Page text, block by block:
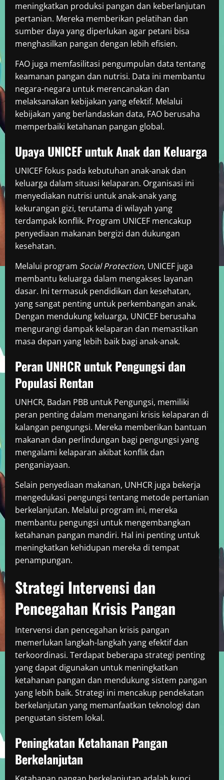
meningkatkan produksi pangan dan keberlanjutan
pertanian. Mereka memberikan pelatihan dan
sumber daya yang diperlukan agar petani bisa
menghasilkan pangan dengan lebih efisien.
FAO juga memfasilitasi pengumpulan data tentang
keamanan pangan dan nutrisi. Data ini membantu
negara-negara untuk merencanakan dan
melaksanakan kebijakan yang efektif. Melalui
kebijakan yang berlandaskan data, FAO berusaha
memperbaiki ketahanan pangan global.
Upaya UNICEF untuk Anak dan Keluarga
UNICEF fokus pada kebutuhan anak-anak dan
keluarga dalam situasi kelaparan. Organisasi ini
menyediakan nutrisi untuk anak-anak yang
kekurangan gizi, terutama di wilayah yang
terdampak konflik. Program UNICEF mencakup
penyediaan makanan bergizi dan dukungan
kesehatan.
Melalui program Social Protection, UNICEF juga
membantu keluarga dalam mengakses layanan
dasar. Ini termasuk pendidikan dan kesehatan,
yang sangat penting untuk perkembangan anak.
Dengan mendukung keluarga, UNICEF berusaha
mengurangi dampak kelaparan dan memastikan
masa depan yang lebih baik bagi anak-anak.
Peran UNHCR untuk Pengungsi dan
Populasi Rentan
UNHCR, Badan PBB untuk Pengungsi, memiliki
peran penting dalam menangani krisis kelaparan di
kalangan pengungsi. Mereka memberikan bantuan
makanan dan perlindungan bagi pengungsi yang
mengalami kelaparan akibat konflik dan
penganiayaan.
Selain penyediaan makanan, UNHCR juga bekerja
mengedukasi pengungsi tentang metode pertanian
berkelanjutan. Melalui program ini, mereka
membantu pengungsi untuk mengembangkan
ketahanan pangan mandiri. Hal ini penting untuk
meningkatkan kehidupan mereka di tempat
penampungan.
Strategi Intervensi dan
Pencegahan Krisis Pangan
Intervensi dan pencegahan krisis pangan
memerlukan langkah-langkah yang efektif dan
terkoordinasi. Terdapat beberapa strategi penting
yang dapat digunakan untuk meningkatkan
ketahanan pangan dan mendukung sistem pangan
yang lebih baik. Strategi ini mencakup pendekatan
berkelanjutan yang memanfaatkan teknologi dan
penguatan sistem lokal.
Peningkatan Ketahanan Pangan
Berkelanjutan